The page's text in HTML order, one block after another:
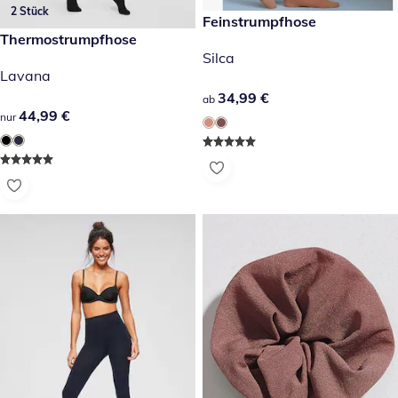
2 Stück
44,99 €
Thermostrumpfhose
Lavana
44,99 €
nur 44,99 €
34,99 €
Feinstrumpfhose
Silca
34,99 €
ab 34,99 €